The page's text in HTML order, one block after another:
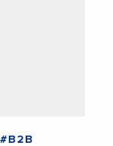
#B2B